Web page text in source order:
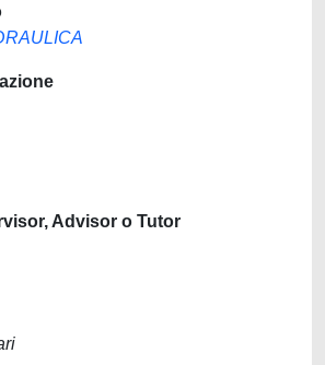
Advisor o Tutor